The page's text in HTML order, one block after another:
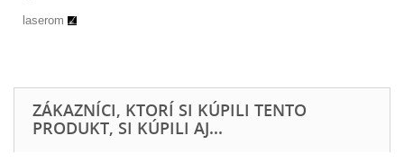
laserom
ZÁKAZNÍCI, KTORÍ SI KÚPILI TENTO
PRODUKT, SI KÚPILI AJ...